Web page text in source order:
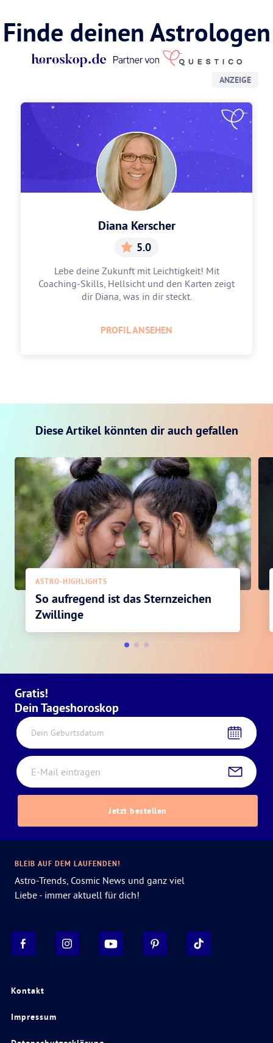
Finde deinen Astrologen
ANZEIGE
Diana Kerscher
5.0
Lebe deine Zukunft mit Leichtigkeit! Mit
Coaching-Skills, Hellsicht und den Karten zeigt
dir Diana, was in dir steckt.
PROFIL ANSEHEN
Diese Artikel könnten dir auch gefallen
ASTRO-HIGHLIGHTS
So aufregend ist das Sternzeichen
Zwillinge
Gratis!
Dein Tageshoroskop
Dein Geburtsdatum
Jetzt bestellen
Kontakt
Impressum
BLEIB AUF DEM LAUFENDEN!
Astro-Trends, Cosmic News und ganz viel
Liebe - immer aktuell für dich!